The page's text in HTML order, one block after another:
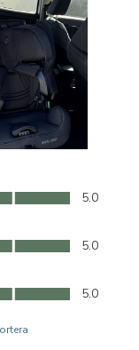
5.0
5.0
5.0